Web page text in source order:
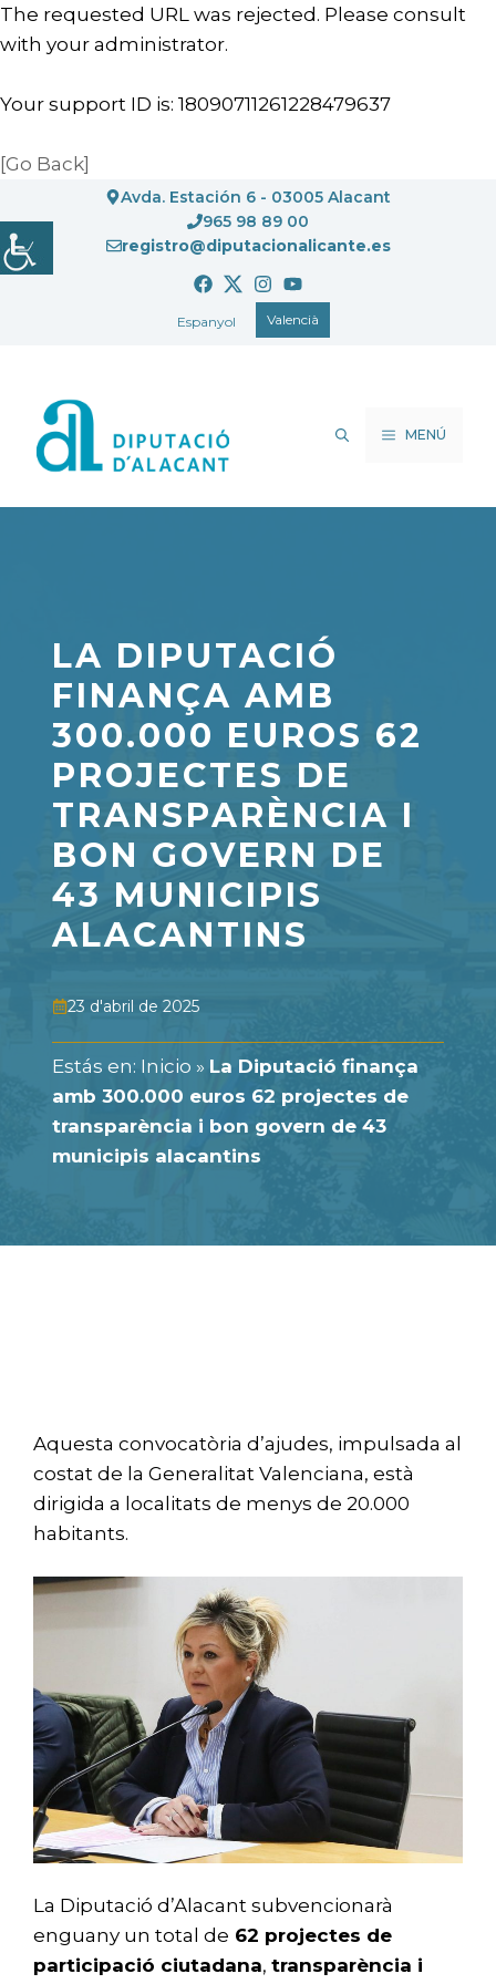
The requested URL was rejected. Please consult
with your administrator.
Your support ID is: 18090711261228479637
[Go Back]
al
contingut
Avda. Estación 6 - 03005 Alacant
965 98 89 00
registro@diputacionalicante.es
Espanyol Valencià
MENÚ
LA DIPUTACIÓ
FINANÇA AMB
300.000 EUROS 62
PROJECTES DE
TRANSPARÈNCIA I
BON GOVERN DE
43 MUNICIPIS
ALACANTINS
23 d'abril de 2025
Estás en: Inicio » La Diputació finança
amb 300.000 euros 62 projectes de
transparència i bon govern de 43
municipis alacantins
Aquesta convocatòria d’ajudes, impulsada al
costat de la Generalitat Valenciana, està
dirigida a localitats de menys de 20.000
habitants.
La Diputació d’Alacant subvencionarà
enguany un total de 62 projectes de
participació ciutadana, transparència i